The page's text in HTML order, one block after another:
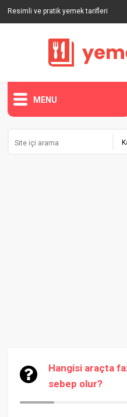
Resimli ve pratik yemek tarifleri
MENU
Hangisi araçta
sebep olur?